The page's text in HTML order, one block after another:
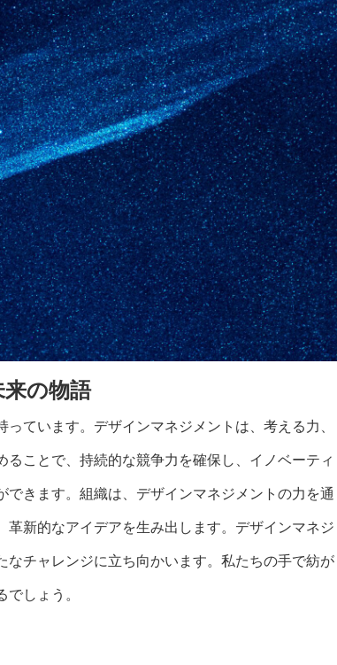
の物語
ています。デザインマネジメントは、考える力、
ことで、持続的な競争力を確保し、イノベーティ
きます。組織は、デザインマネジメントの力を通
新的なアイデアを生み出します。デザインマネジ
なチャレンジに立ち向かいます。私たちの手で紡が
しょう。